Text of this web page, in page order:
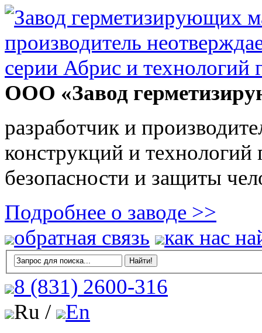
ООО «Завод
разработчик и
конструкций и
безопасности и защиты
Подробнее о заводе >>
обратная связь
как нас
8 (831) 2600-316
Ru /
En